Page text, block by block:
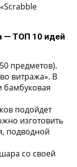
— ТОП 10 идей
предметов).
витража». В
бамбуковая
подойдет
изготовить
подводной
со своей